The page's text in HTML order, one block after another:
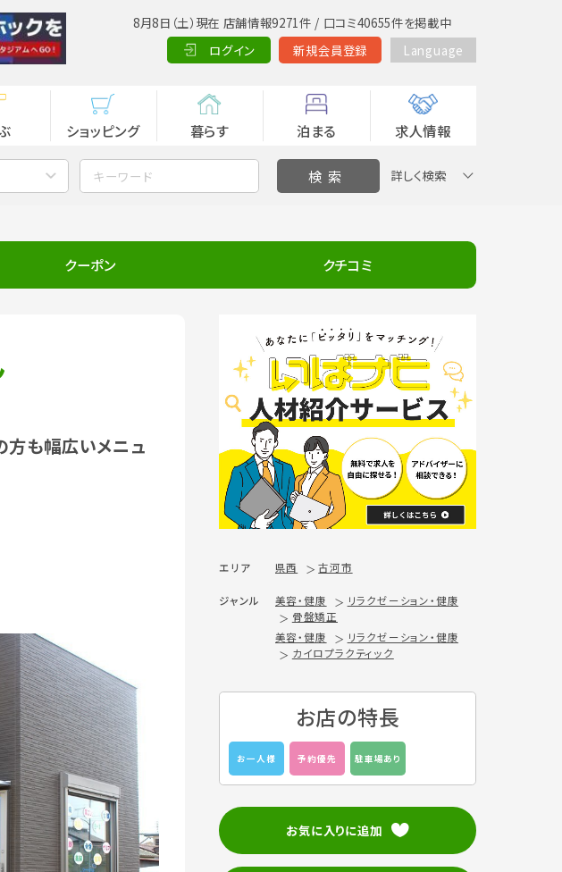
8月8日（土）現在 店舗情報9271件 / 口コミ40655件を掲載中
ログイン
新規会員登録 Language
ショッピング 暮らす 泊まる 求人情報
詳しく検索
クーポン クチコミ
方も幅広いメニュ
エリア 県西 古河市
ジャンル 美容・健康
リラクゼーション・健康
骨盤矯正
美容・健康
リラクゼーション・健康
カイロプラクティック
お店の特長
お一人様 予約優先 駐車場あり
お気に入りに追加